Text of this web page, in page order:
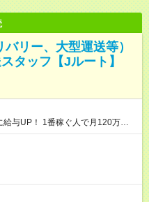
リー、大型運送等）
タッフ【Jルート】
与UP！ 1番稼ぐ人で月120万ほ
築関係 1日150個配達×25日勤務